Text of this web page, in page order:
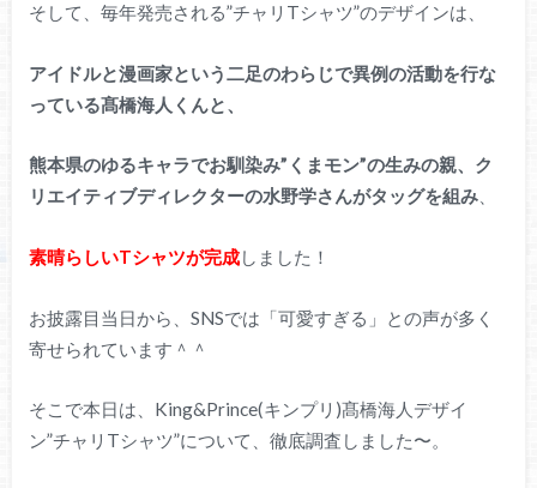
そして、毎年発売される”チャリTシャツ”のデザインは、
アイドルと漫画家という二足のわらじで異例の活動を行な
っている髙橋海人くんと、
熊本県のゆるキャラでお馴染み”くまモン”の生みの親、ク
リエイティブディレクターの水野学さんがタッグを組み、
素晴らしいTシャツが完成しました！
お披露目当日から、SNSでは「可愛すぎる」との声が多く
寄せられています＾＾
そこで本日は、King&Prince(キンプリ)髙橋海人デザイ
ン”チャリTシャツ”について、徹底調査しました〜。